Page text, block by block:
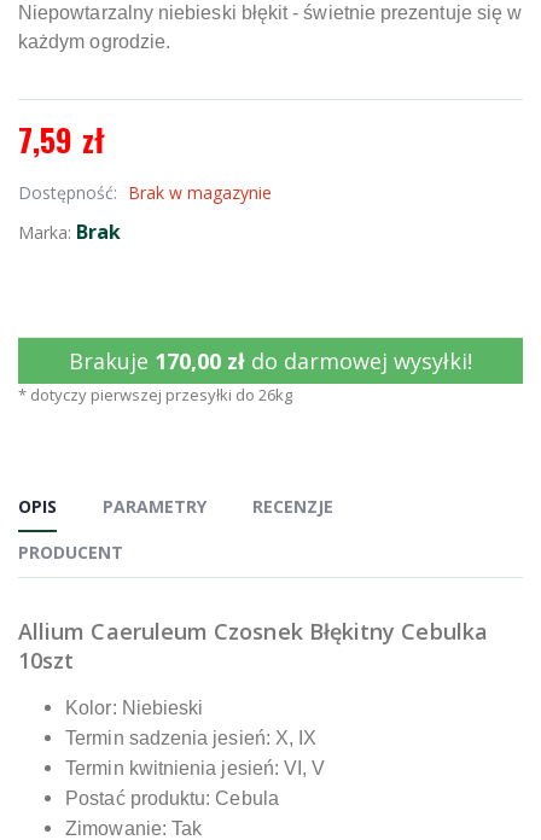
Niepowtarzalny niebieski błękit - świetnie prezentuje się w
każdym ogrodzie.
7,59 zł
Dostępność: Brak w magazynie
Marka: Brak
Brakuje 170,00 zł do darmowej wysyłki!
* dotyczy pierwszej przesyłki do 26kg
OPIS PARAMETRY
RECENZJE
PRODUCENT
Allium Caeruleum Czosnek Błękitny Cebulka
10szt
Kolor: Niebieski
Termin sadzenia jesień: X, IX
Termin kwitnienia jesień: VI, V
Postać produktu: Cebula
Zimowanie: Tak